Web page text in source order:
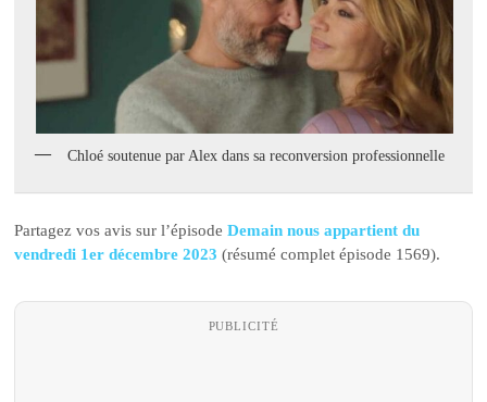
Chloé soutenue par Alex dans sa reconversion professionnelle
Partagez vos avis sur l’épisodeDemain nous appartient du
vendredi 1er décembre 2023 (résumé complet épisode 1569).
PUBLICITÉ